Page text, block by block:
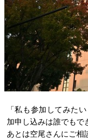
「私も参加してみた
加申し込みは誰でもで
あとは空尾さんにご相